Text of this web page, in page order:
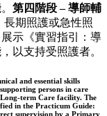
第四階段 – 導師輔
期照護或急性照
示《實習指引：導
以支持受照護者。
and essential skills
persons in care
term Care facility. The
in the Practicum Guide:
supervision by a Primary